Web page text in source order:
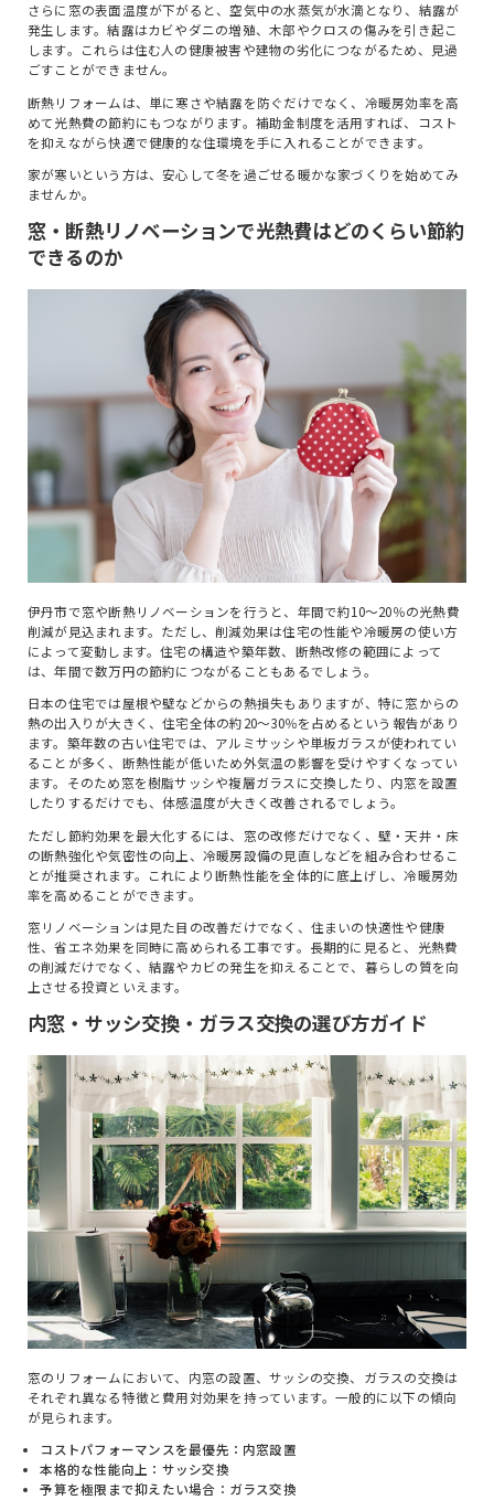
さらに窓の表面温度が下がると、空気中の水蒸気が水滴となり、結露が
発生します。結露はカビやダニの増殖、木部やクロスの傷みを引き起こ
します。これらは住む人の健康被害や建物の劣化につながるため、見過
ごすことができません。
断熱リフォームは、単に寒さや結露を防ぐだけでなく、冷暖房効率を高
めて光熱費の節約にもつながります。補助金制度を活用すれば、コスト
を抑えながら快適で健康的な住環境を手に入れることができます。
家が寒いという方は、安心して冬を過ごせる暖かな家づくりを始めてみ
ませんか。
窓・断熱リノベーションで光熱費はどのくらい節約
できるのか
伊丹市で窓や断熱リノベーションを行うと、年間で約10〜20％の光熱費
削減が見込まれます。ただし、削減効果は住宅の性能や冷暖房の使い方
によって変動します。住宅の構造や築年数、断熱改修の範囲によって
は、年間で数万円の節約につながることもあるでしょう。
日本の住宅では屋根や壁などからの熱損失もありますが、特に窓からの
熱の出入りが大きく、住宅全体の約20〜30％を占めるという報告があり
ます。築年数の古い住宅では、アルミサッシや単板ガラスが使われてい
ることが多く、断熱性能が低いため外気温の影響を受けやすくなってい
ます。そのため窓を樹脂サッシや複層ガラスに交換したり、内窓を設置
したりするだけでも、体感温度が大きく改善されるでしょう。
ただし節約効果を最大化するには、窓の改修だけでなく、壁・天井・床
の断熱強化や気密性の向上、冷暖房設備の見直しなどを組み合わせるこ
とが推奨されます。これにより断熱性能を全体的に底上げし、冷暖房効
率を高めることができます。
窓リノベーションは見た目の改善だけでなく、住まいの快適性や健康
性、省エネ効果を同時に高められる工事です。長期的に見ると、光熱費
の削減だけでなく、結露やカビの発生を抑えることで、暮らしの質を向
上させる投資といえます。
内窓・サッシ交換・ガラス交換の選び方ガイド
窓のリフォームにおいて、内窓の設置、サッシの交換、ガラスの交換は
それぞれ異なる特徴と費用対効果を持っています。一般的に以下の傾向
が見られます。
コストパフォーマンスを最優先：内窓設置
本格的な性能向上：サッシ交換
予算を極限まで抑えたい場合：ガラス交換